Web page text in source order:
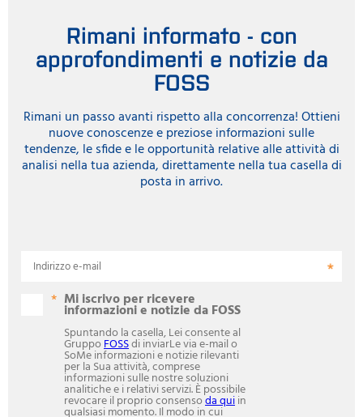
Rimani informato - con
approfondimenti e notizie da
FOSS
Rimani un passo avanti rispetto alla concorrenza! Ottieni
nuove conoscenze e preziose informazioni sulle
tendenze, le sfide e le opportunità relative alle attività di
analisi nella tua azienda, direttamente nella tua casella di
posta in arrivo.
Indirizzo e-mail
Mi iscrivo per ricevere
informazioni e notizie da FOSS
Spuntando la casella, Lei consente al
GruppoFOSSdi inviarLe via e-mail o
SoMe informazioni e notizie rilevanti
per la Sua attività, comprese
informazioni sulle nostre soluzioni
analitiche e i relativi servizi. È possibile
revocare il proprio consensoda quiin
qualsiasi momento. Il modo in cui